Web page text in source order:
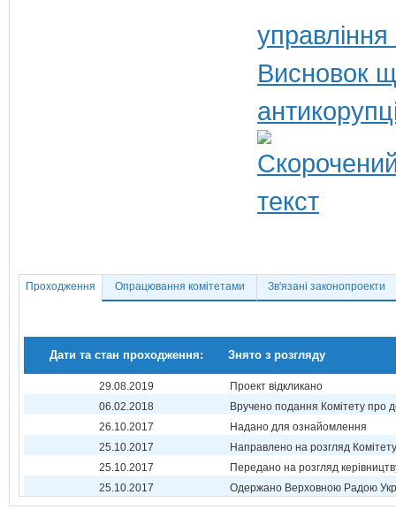
Висновок
Проходження Опрацювання комітетами Зв'язані законопроекти
Дати та стан проходження: Знято з розгляду
29.08.2019
Проект відкликано
06.02.2018
Вручено подання Комітету про
26.10.2017
Надано для ознайомлення
25.10.2017
Направлено на розгляд Комітету
25.10.2017
Передано на розгляд
25.10.2017
Одержано Верховною Радою